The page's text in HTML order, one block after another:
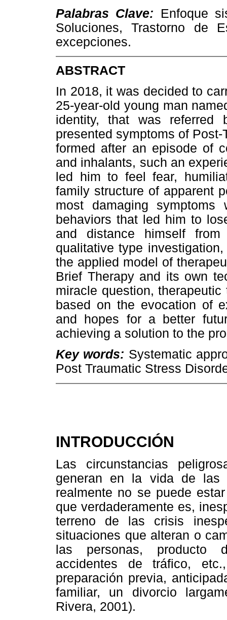
Palabras Clave: Enfoque
Soluciones, Trastorno de
excepciones.
ABSTRACT
In 2018, it was decided to
25-year-old young man
identity, that was referred
presented symptoms of
formed after an episode of
and inhalants, such an
led him to feel fear,
family structure of apparent
most damaging symptoms
behaviors that led him to
and distance himself
qualitative type
the applied model of
Brief Therapy and its own
miracle question,
based on the evocation of
and hopes for a better
achieving a solution to the
Key words: Systematic
Post Traumatic Stress
INTRODUCCIÓN
Las circunstancias
generan en la vida de las
realmente no se puede
que verdaderamente es,
terreno de las crisis
situaciones que alteran o
las personas, producto
accidentes de tráfico,
preparación previa,
familiar, un divorcio
Rivera, 2001).